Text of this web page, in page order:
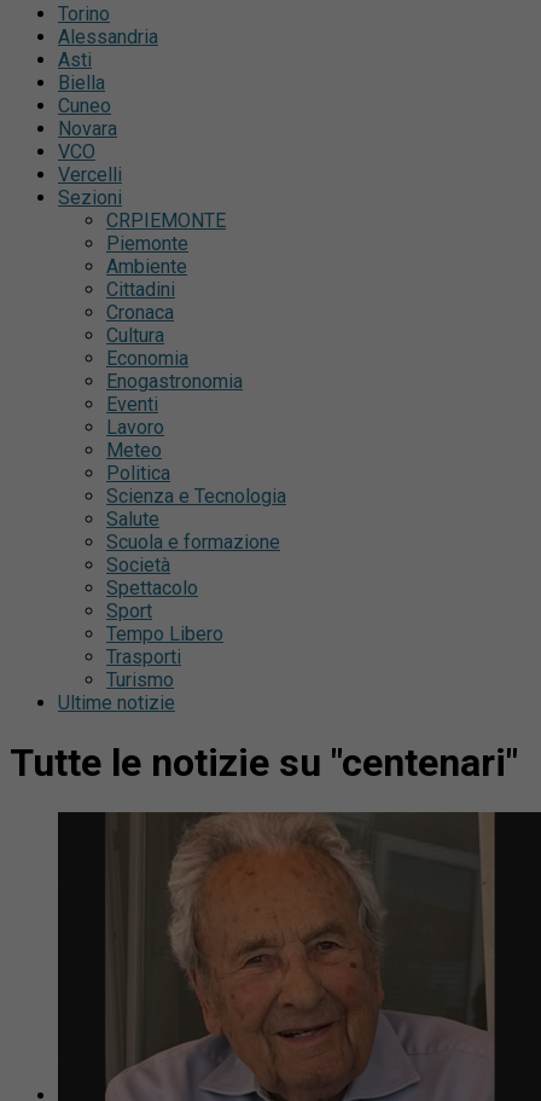
Torino
Alessandria
Asti
Biella
Cuneo
Novara
VCO
Vercelli
Sezioni
CRPIEMONTE
Piemonte
Ambiente
Cittadini
Cronaca
Cultura
Economia
Enogastronomia
Eventi
Lavoro
Meteo
Politica
Scienza e Tecnologia
Salute
Scuola e formazione
Società
Spettacolo
Sport
Tempo Libero
Trasporti
Turismo
Ultime notizie
Tutte le notizie su "centenari"